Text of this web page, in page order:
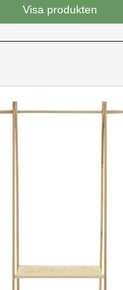
Visa produkten